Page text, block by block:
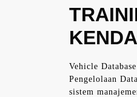
Vehicle
Pengelolaan
sistem